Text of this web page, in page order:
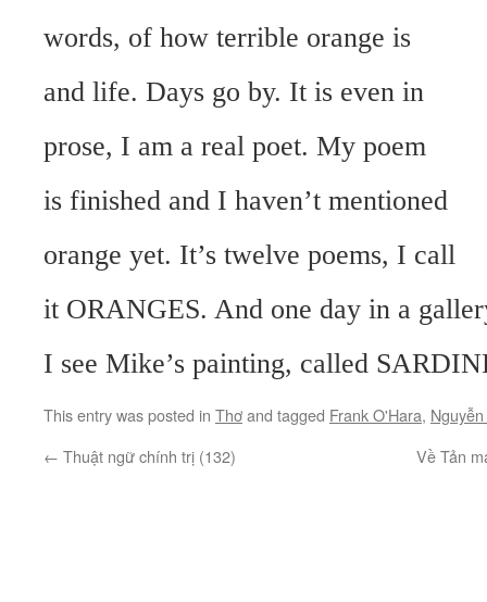
words, of how terrible orange is
and life. Days go by. It is even in
prose, I am a real poet. My poem
is finished and I haven’t mentioned
orange yet. It’s twelve poems, I call
it ORANGES. And one day in a
I see Mike’s painting, called
This entry was posted in Thơand tagged Frank O'Hara,
← Thuật ngữ chính trị (132) Về Tản